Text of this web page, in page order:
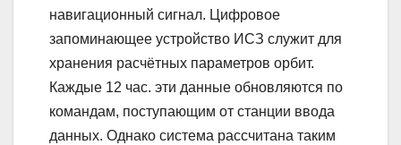
навигационный сигнал. Цифровое
запоминающее устройство ИСЗ служит для
хранения расчётных параметров орбит.
Каждые 12 час. эти данные обновляются по
командам, поступающим от станции ввода
данных. Однако система рассчитана таким